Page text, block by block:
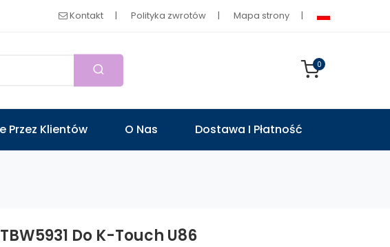
Kontakt Polityka zwrotów Mapa strony
0
Przez Klientów O Nas Dostawa I Płatność
Do K-Touch U86